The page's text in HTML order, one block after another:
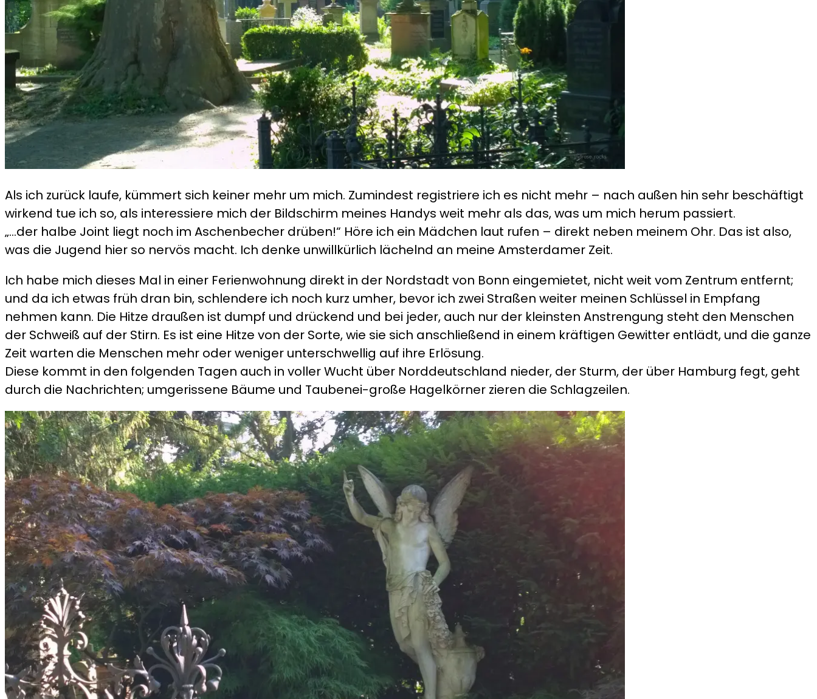
Als ich zurück laufe, kümmert sich keiner mehr um mich. Zumindest registriere ich es nicht mehr – nach außen hin sehr beschäftigt
wirkend tue ich so, als interessiere mich der Bildschirm meines Handys weit mehr als das, was um mich herum passiert.
„…der halbe Joint liegt noch im Aschenbecher drüben!“ Höre ich ein Mädchen laut rufen – direkt neben meinem Ohr. Das ist also,
was die Jugend hier so nervös macht. Ich denke unwillkürlich lächelnd an meine Amsterdamer Zeit.
Ich habe mich dieses Mal in einer Ferienwohnung direkt in der Nordstadt von Bonn eingemietet, nicht weit vom Zentrum entfernt;
und da ich etwas früh dran bin, schlendere ich noch kurz umher, bevor ich zwei Straßen weiter meinen Schlüssel in Empfang
nehmen kann. Die Hitze draußen ist dumpf und drückend und bei jeder, auch nur der kleinsten Anstrengung steht den Menschen
der Schweiß auf der Stirn. Es ist eine Hitze von der Sorte, wie sie sich anschließend in einem kräftigen Gewitter entlädt, und die ganze
Zeit warten die Menschen mehr oder weniger unterschwellig auf ihre Erlösung.
Diese kommt in den folgenden Tagen auch in voller Wucht über Norddeutschland nieder, der Sturm, der über Hamburg fegt, geht
durch die Nachrichten; umgerissene Bäume und Taubenei-große Hagelkörner zieren die Schlagzeilen.